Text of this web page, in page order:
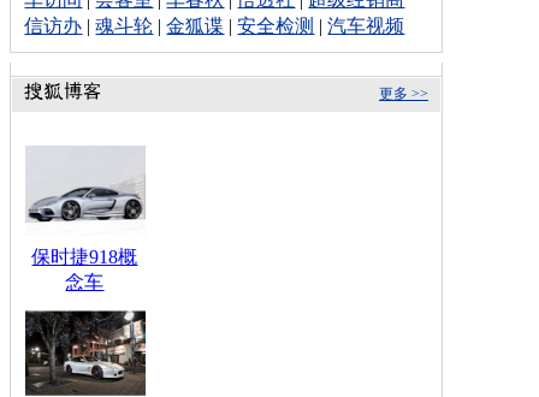
信访办 |魂斗轮 |金狐谍 |安全检测 |汽车视频
更多 >>
保时捷918概
念车